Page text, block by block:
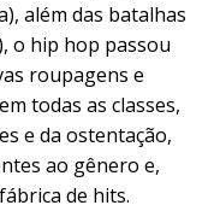
além das batalhas
o hip hop passou
roupagens e
todas as classes,
e da ostentação,
ao gênero e,
de hits.